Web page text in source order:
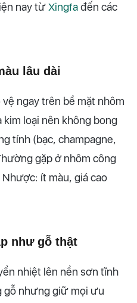
nay từXingfađến các
lâu dài
ngay trên bề mặt nhôm
loại nên không bong
tính (bạc, champagne,
gặp ở nhôm công
Nhược: ít màu, giá cao
như gỗ thật
nhiệt lên nền sơn tĩnh
gỗ nhưng giữ mọi ưu